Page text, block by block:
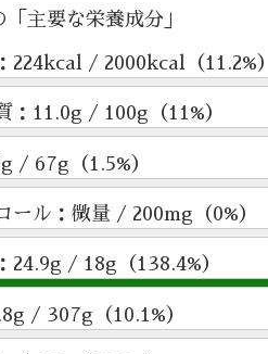
主要な栄養成分」
224kcal / 2000kcal（11.2%）
：11.0g / 100g（11%）
/ 67g（1.5%）
ール：微量 / 200mg（0%）
24.9g / 18g（138.4%）
/ 307g（10.1%）